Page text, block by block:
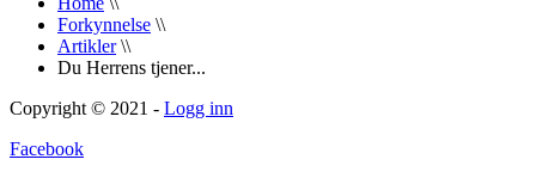
Forkynnelse \\
Artikler \\
Du Herrens tjener...
Copyright © 2021 - Logg inn
Facebook